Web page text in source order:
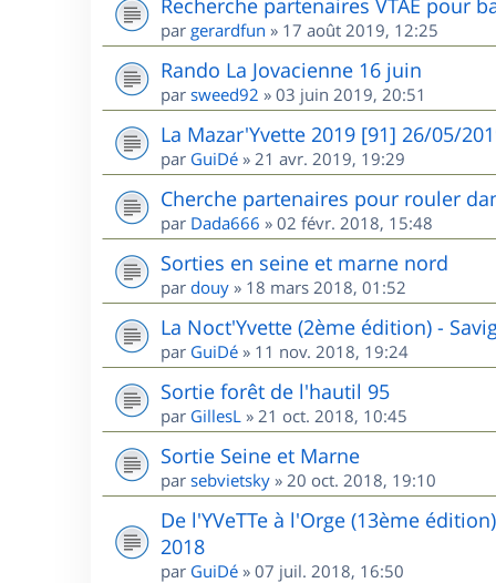
par gerardfun » 17 août 2019, 12:25
Rando La Jovacienne 16 juin
par sweed92 » 03 juin 2019, 20:51
La Mazar'Yvette 2019 [91] 26/05/
par GuiDé » 21 avr. 2019, 19:29
Cherche partenaires pour rouler
par Dada666 » 02 févr. 2018, 15:48
Sorties en seine et marne nord
par douy » 18 mars 2018, 01:52
La Noct'Yvette (2ème édition) -
par GuiDé » 11 nov. 2018, 19:24
Sortie forêt de l'hautil 95
par GillesL » 21 oct. 2018, 10:45
Sortie Seine et Marne
par sebvietsky » 20 oct. 2018, 19:10
De l'YVeTTe à l'Orge (13ème
2018
par GuiDé » 07 juil. 2018, 16:50